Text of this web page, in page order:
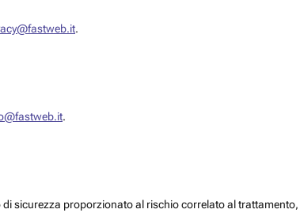
.
.
sicurezza proporzionato al rischio correlato al